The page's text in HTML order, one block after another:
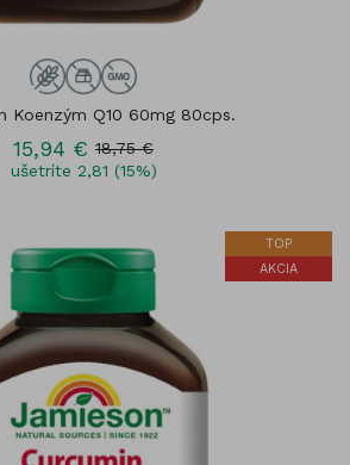
Koenzým Q10 60mg 80cps.
15,94 € 18,75 €
ušetríte 2,81 (15%)
TOP
AKCIA